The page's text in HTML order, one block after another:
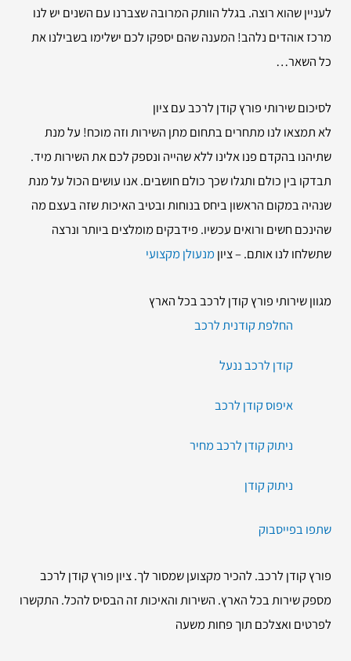
לעניין שהוא רוצה. בגלל הוותק המרובה שצברנו עם השנים יש לנו
מרכז אוהדים נלהב! המענה שהם יספקו לכם ישלימו בשבילנו את
כל השאר…
לסיכום שירותי פורץ קודן לרכב עם ציון
לא תמצאו לנו מתחרים בתחום מתן השירות וזה מוכח! על מנת
שתיהנו בהקדם פנו אלינו ללא שהייה ונספק לכם את השירות מיד.
תבדקו בין כולם ותגלו שכך כולם חושבים. אנו עושים הכול על מנת
שנהיה במקום הראשון ביחס בנוחות ובטיב האיכות שזה בעצם מה
שהינכם חשים ורואים עכשיו. פידבקים מומלצים ביותר ונרצה
שתשלחו לנו אותם. – ציון מנעולן מקצועי
מגוון שירותי פורץ קודן לרכב בכל הארץ
החלפת קודנית לרכב
קודן לרכב ננעל
איפוס קודן לרכב
ניתוק קודן לרכב מחיר
ניתוק קודן
שתפו בפייסבוק
פורץ קודן לרכב. להכיר מקצוען שמסור לך. ציון פורץ קודן לרכב
מספק שירות בכל הארץ. השירות והאיכות זה הבסיס להכל. התקשרו
לפרטים ואצלכם תוך פחות משעה